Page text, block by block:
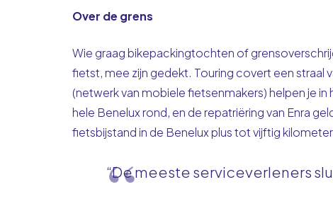
Over de grens
Wie graag bikepackingtochten of
fietst, mee zijn gedekt. Touring covert een straal
(netwerk van mobiele fietsenmakers) helpen je
hele Benelux rond, en de repatriëring van Enra
fietsbijstand in de Benelux plus tot vijftig
“De meeste serviceverleners